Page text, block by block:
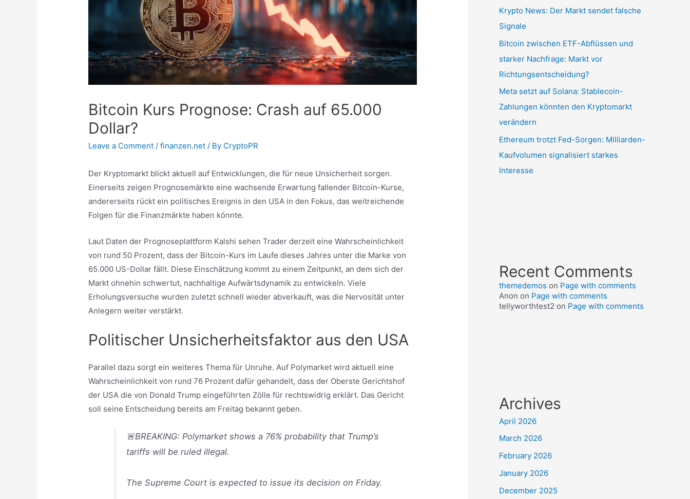
Bitcoin Kurs Prognose: Crash auf 65.000
Dollar?
Leave a Comment /finanzen.net / By CryptoPR
Der Kryptomarkt blickt aktuell auf Entwicklungen, die für neue Unsicherheit sorgen.
Einerseits zeigen Prognosemärkte eine wachsende Erwartung fallender Bitcoin-Kurse,
andererseits rückt ein politisches Ereignis in den USA in den Fokus, das weitreichende
Folgen für die Finanzmärkte haben könnte.
Laut Daten der Prognoseplattform Kalshi sehen Trader derzeit eine Wahrscheinlichkeit
von rund 50 Prozent, dass der Bitcoin-Kurs im Laufe dieses Jahres unter die Marke von
65.000 US-Dollar fällt. Diese Einschätzung kommt zu einem Zeitpunkt, an dem sich der
Markt ohnehin schwertut, nachhaltige Aufwärtsdynamik zu entwickeln. Viele
Erholungsversuche wurden zuletzt schnell wieder abverkauft, was die Nervosität unter
Anlegern weiter verstärkt.
Politischer Unsicherheitsfaktor aus den USA
Parallel dazu sorgt ein weiteres Thema für Unruhe. Auf Polymarket wird aktuell eine
Wahrscheinlichkeit von rund 76 Prozent dafür gehandelt, dass der Oberste Gerichtshof
der USA die von Donald Trump eingeführten Zölle für rechtswidrig erklärt. Das Gericht
soll seine Entscheidung bereits am Freitag bekannt geben.
🚨BREAKING: Polymarket shows a 76% probability that Trump’s
tariffs will be ruled illegal.
The Supreme Court is expected to issue its decision on Friday.
Krypto News: Der Markt sendet falsche
Signale
Bitcoin zwischen ETF-Abflüssen und
starker Nachfrage: Markt vor
Richtungsentscheidung?
Meta setzt auf Solana: Stablecoin-
Zahlungen könnten den Kryptomarkt
verändern
Ethereum trotzt Fed-Sorgen: Milliarden-
Kaufvolumen signalisiert starkes
Interesse
Recent Comments
themedemos on Page with comments
Anon on Page with comments
tellyworthtest2 on Page with comments
Archives
April 2026
March 2026
February 2026
January 2026
December 2025